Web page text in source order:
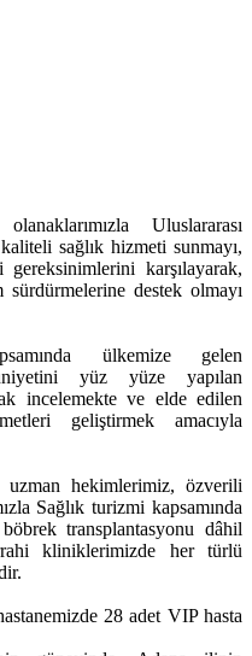
Uluslararası
sağlık hizmeti sunmayı,
karşılayarak,
sürdürmelerine destek olmayı
ülkemize gelen
yüz yüze yapılan
incelemekte ve elde edilen
geliştirmek amacıyla
hekimlerimiz, özverili
Sağlık turizmi kapsamında
transplantasyonu dâhil
kliniklerimizde her türlü
28 adet VIP hasta